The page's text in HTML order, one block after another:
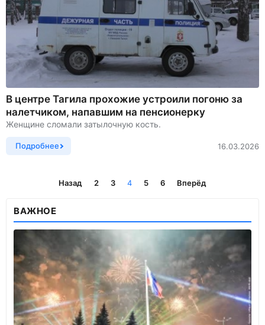
В центре Тагила прохожие устроили погоню за
налетчиком, напавшим на пенсионерку
Женщине сломали затылочную кость.
Подробнее 16.03.2026
Назад 2 3 4 5 6 Вперёд
ВАЖНОЕ